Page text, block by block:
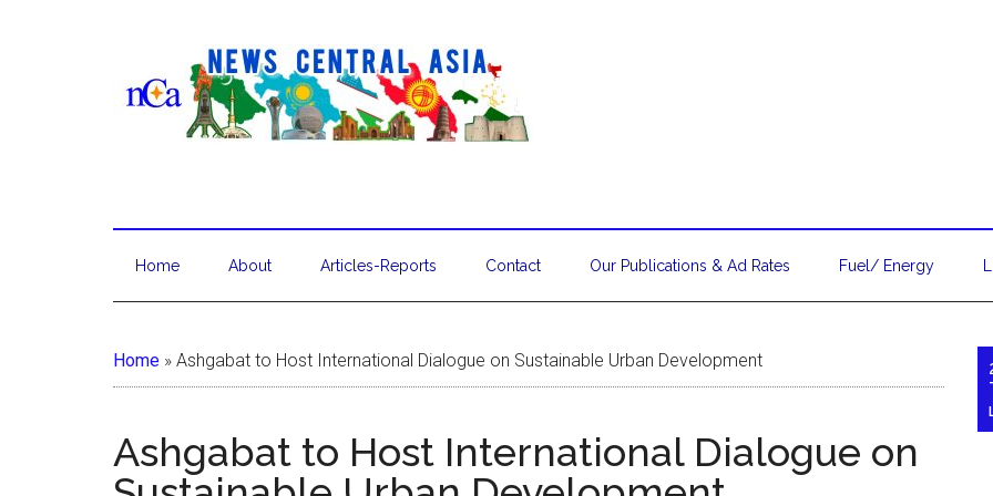
Home About Articles-Reports Contact Our Publications & Ad Rates Fuel/ Energy
Home » Ashgabat to Host International Dialogue on Sustainable Urban Development
Ashgabat to Host International Dialogue on